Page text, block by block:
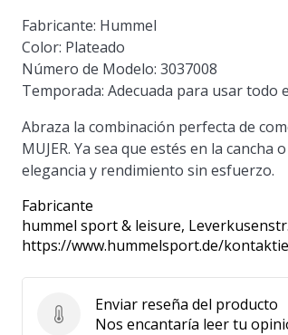
Fabricante: Hummel
Color: Plateado
Número de Modelo: 3037008
Temporada: Adecuada para usar todo
Abraza la combinación perfecta de
MUJER. Ya sea que estés en la
elegancia y rendimiento sin esfuerzo.
Fabricante
hummel sport & leisure,
https://www.hummelsport.de/
Enviar reseña del producto
Enviar reseña del producto
Nos encantaría leer tu